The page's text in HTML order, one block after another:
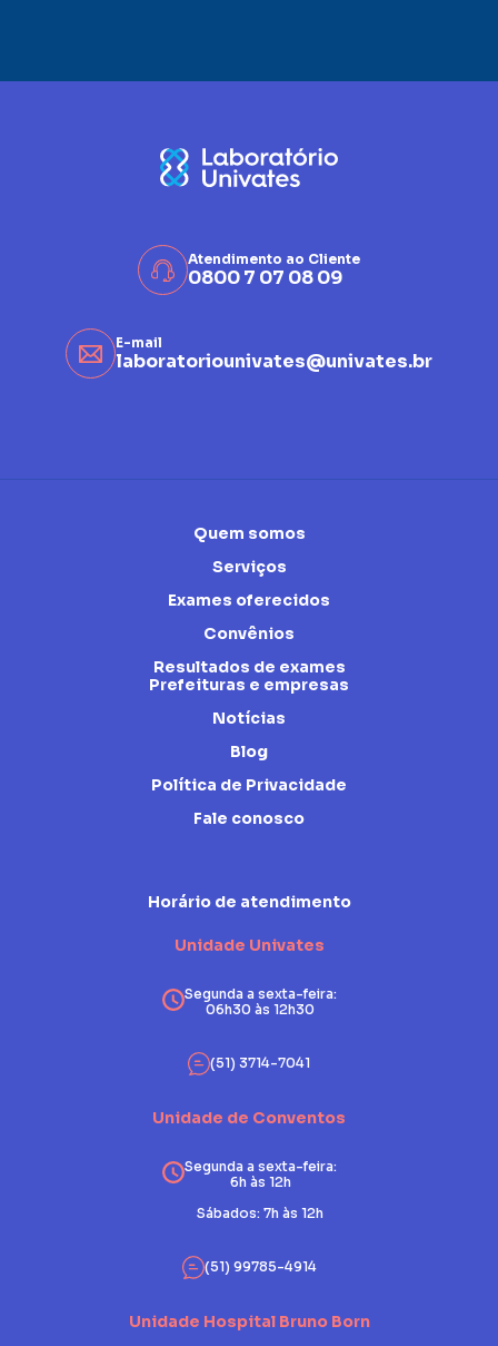
Atendimento ao Cliente
0800 7 07 08 09
E-mail
laboratoriounivates@univates.br
Quem somos
Serviços
Exames oferecidos
Convênios
Resultados de exames
Prefeituras e empresas
Notícias
Blog
Política de Privacidade
Fale conosco
Horário de atendimento
Unidade Univates
Segunda a sexta-feira:
06h30 às 12h30
(51) 3714-7041
Unidade de Conventos
Segunda a sexta-feira:
6h às 12h
Sábados: 7h às 12h
(51) 99785-4914
Unidade Hospital Bruno Born